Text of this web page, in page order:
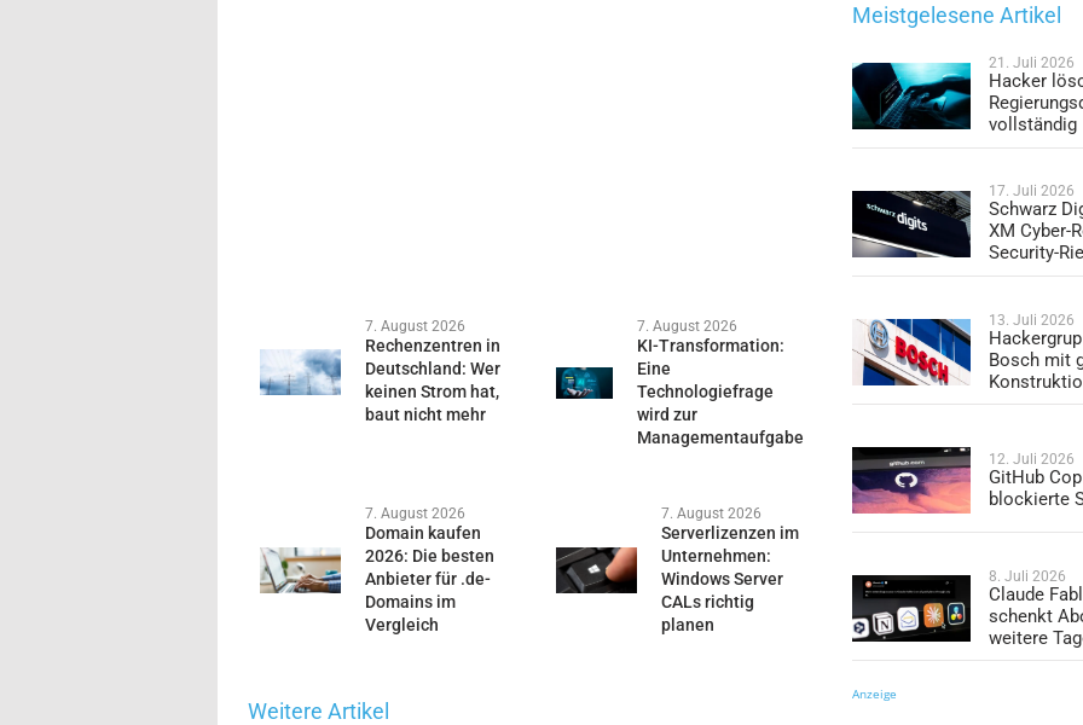
7. August 2026
Rechenzentren in
Deutschland: Wer
keinen Strom hat,
baut nicht mehr
7. August 2026
KI-Transformation:
Eine
Technologiefrage
wird zur
Managementaufgabe
7. August 2026
Domain kaufen
2026: Die besten
Anbieter für .de-
Domains im
Vergleich
7. August 2026
Serverlizenzen im
Unternehmen:
Windows Server
CALs richtig
planen
Weitere Artikel
Meistgelesene Artikel
21. Juli 2026
Hacker
vollständig
17. Juli 2026
Schwarz
XM Cyber-
Security-
13. Juli 2026
Bosch mit
12. Juli 2026
GitHub
blockierte
8. Juli 2026
Claude
schenkt
weitere
Anzeige